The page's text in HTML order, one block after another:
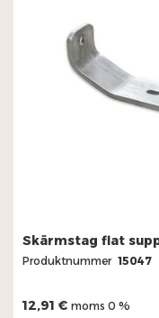
Skärmstag flat
Produktnummer 15047
12,91 € moms 0 %